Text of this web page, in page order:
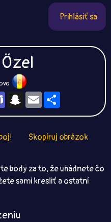
Prihlásiť sa
TeamsSnapchat
Email
Skopíruj obrázok
body za to, že uhádnete čo
sami kresliť a ostatní